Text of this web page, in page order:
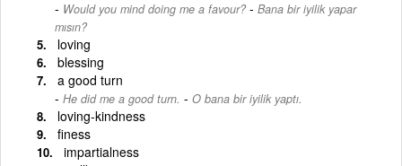
Would you mind doing me a favour? - Bana bir iyilik yapar
mısın?
loving
blessing
a good turn
He did me a good turn. - O bana bir iyilik yaptı.
loving-kindness
finess
impartialness